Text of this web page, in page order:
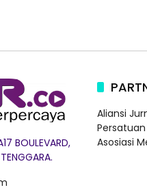
BOULEVARD,
Aliansi
Asosiasi